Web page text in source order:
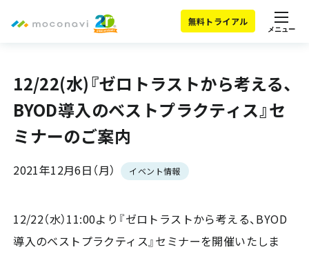
無料トライアル
メニュー
12/22(水)『ゼロトラストから考える、
BYOD導入のベストプラクティス』セ
ミナーのご案内
2021年12月6日（月） イベント情報
12/22（水）11:00より『ゼロトラストから考える、BYOD
導入のベストプラクティス』セミナーを開催いたしま